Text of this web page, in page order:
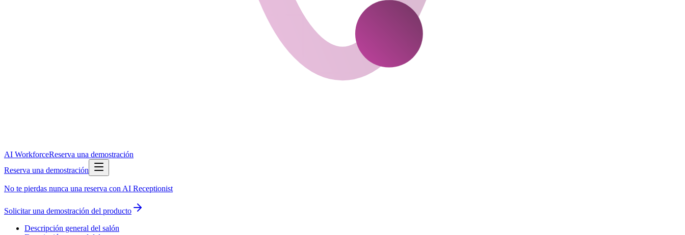
AI WorkforceReserva una demostración
Reserva una demostración
No te pierdas nunca una reserva con AI Receptionist
Solicitar una demostración del producto
Descripción general del salón